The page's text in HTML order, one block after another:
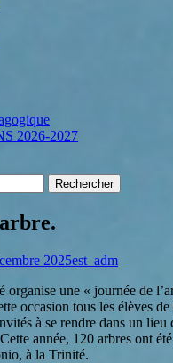
2026-2027
2025Author
est_adm
organise une « journée de
occasion tous les élèves
à se rendre dans un lieu
année, 120 arbres ont
à la Trinité.